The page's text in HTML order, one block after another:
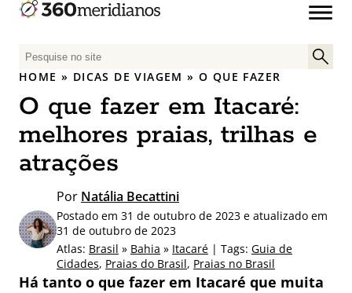
P
e
q
u
i
s
p
o
:
HOME » DICAS DE VIAGEM »O QUE FAZER
O que fazer em Itacaré:
melhores praias, trilhas e
atrações
Por Natália Becattini
Postado em 31 de outubro de 2023 e atualizado em
31 de outubro de 2023
Atlas: Brasil » Bahia » Itacaré | Tags: Guia de
Cidades, Praias do Brasil, Praias no Brasil
Há tanto o que fazer em Itacaré que muita